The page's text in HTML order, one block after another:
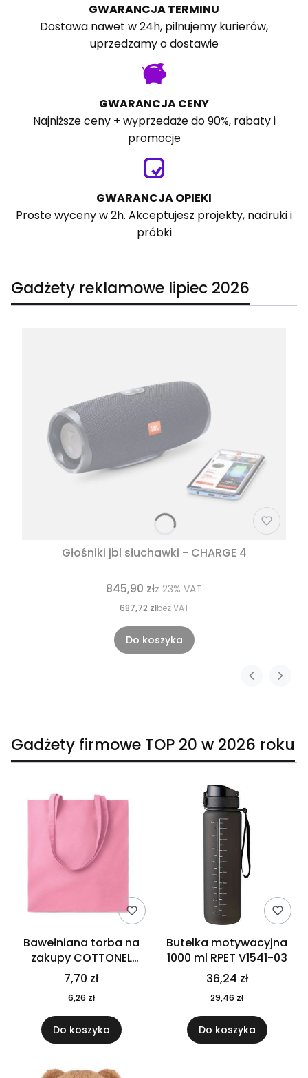
GWARANCJA TERMINU
Dostawa nawet w 24h, pilnujemy kurierów,
uprzedzamy o dostawie
GWARANCJA CENY
Najniższe ceny + wyprzedaże do 90%, rabaty i
promocje
GWARANCJA OPIEKI
Proste wyceny w 2h. Akceptujesz projekty, nadruki i
próbki
Gadżety reklamowe lipiec 2026
Głośniki jbl słuchawki - CHARGE 4
845,90 złz 23% VAT
687,72 złbez VAT
Do koszyka
Gadżety firmowe TOP 20 w 2026 roku
Bawełniana torba na
zakupy COTTONEL
COLOUR++ MO9846-11
7,70 zł
6,26 zł
Do koszyka
Butelka motywacyjna
1000 ml RPET V1541-03
36,24 zł
29,46 zł
Do koszyka